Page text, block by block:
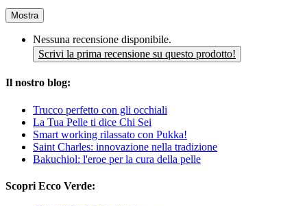
Mostra
Nessuna recensione disponibile.
Scrivi la prima recensione su questo prodotto!
Il nostro blog:
Trucco perfetto con gli occhiali
La Tua Pelle ti dice Chi Sei
Smart working rilassato con Pukka!
Saint Charles: innovazione nella tradizione
Bakuchiol: l'eroe per la cura della pelle
Scopri Ecco Verde: